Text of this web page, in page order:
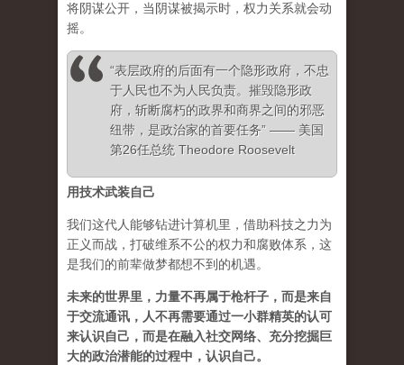
将阴谋公开，当阴谋被揭示时，权力关系就会动
摇。
“表层政府的后面有一个隐形政府，不忠
于人民也不为人民负责。摧毁隐形政
府，斩断腐朽的政界和商界之间的邪恶
纽带，是政治家的首要任务” —— 美国
第26任总统 Theodore Roosevelt
用技术武装自己
我们这代人能够钻进计算机里，借助科技之力为
正义而战，打破维系不公的权力和腐败体系，这
是我们的前辈做梦都想不到的机遇。
未来的世界里，力量不再属于枪杆子，而是来自
于交流通讯，人不再需要通过一小群精英的认可
来认识自己，而是在融入社交网络、充分挖掘巨
大的政治潜能的过程中，认识自己。